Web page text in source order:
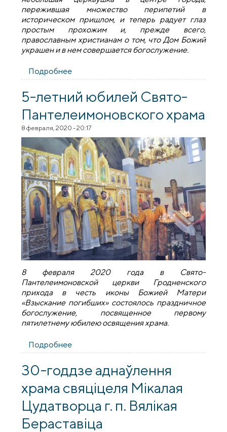
пережившая множество перипетий в
историческом пришлом, и теперь радует глаз
простым прохожим и, прежде всего,
православным христианам о том, что Дом Божий
украшен и в нем совершается богослужение.
Подробнее
Волковыске 145 лет
5-летний юбилей Свято-
Пантелеимоновского храма
8 февраля, 2020 - 20:17
8 февраля 2020 года в Свято-
Пантелеимоновской церкви Гродненского
прихода в честь иконы Божией Матери
«Взыскание погибших» состоялось праздничное
богослужение, посвященное первому
пятилетнему юбилею освящения храма.
Подробнее
Пантелеимоновского храма
30-годдзе аднаўлення
храма свяціцеля Мікалая
Цудатворца г. п. Вялікая
Бераставіца